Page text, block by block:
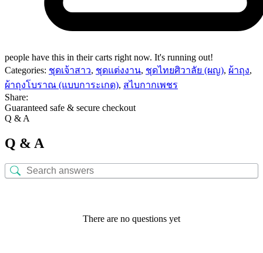
people have this in their carts right now. It's running out!
Categories: ชุดเจ้าสาว, ชุดแต่งงาน, ชุดไทยศิวาลัย (ผญ), ผ้าถุง,
ผ้าถุงโบราณ (แบบการะเกด), สไบกากเพชร
Share:
Guaranteed safe & secure checkout
Q & A
Q & A
There are no questions yet